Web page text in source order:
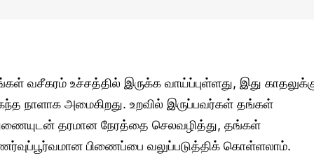
வசீகரம் உச்சத்தில் இருக்க வாய்ப்புள்ளது, இது
நாளாக அமைகிறது. உறவில் இருப்பவர்கள் தங்கள்
தரமான நேரத்தை செலவழித்து, தங்கள்
பிணைப்பை வலுப்படுத்திக் கொள்ளலாம்.